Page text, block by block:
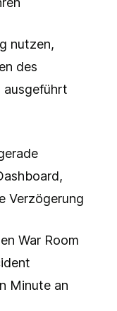
nutzen,
des
ausgeführt
Verzögerung
War Room
Minute an